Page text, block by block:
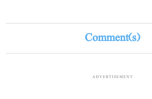
Comment(s)
ADVERTISEMENT